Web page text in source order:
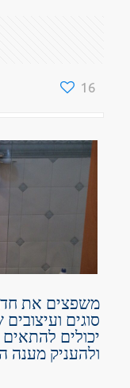
16
משפצים את
סוגים
יכולים להתאים
ולהעניק מענה